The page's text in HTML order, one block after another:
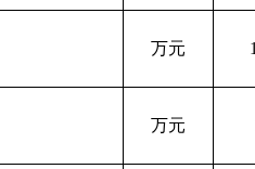
万元
万元